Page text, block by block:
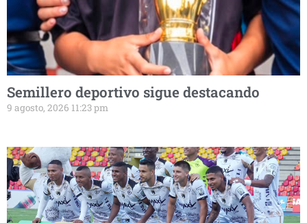
Semillero deportivo sigue destacando
9 agosto, 2026 11:23 pm